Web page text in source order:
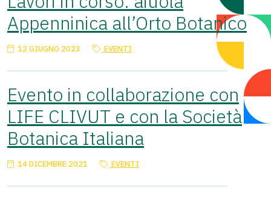
Appenninica all’Orto Botanico
12 GIUGNO 2023 EVENTI
Evento in collaborazione con
LIFE CLIVUT e con la Società
Botanica Italiana
14 DICEMBRE 2021 EVENTI